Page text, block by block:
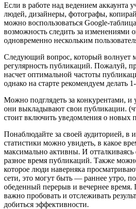
Если в работе над ведением аккаунта
людей, дизайнеры, фотографы,
можно воспользоваться Google-
возможность следить за изменениями
одновременно нескольким
Следующий вопрос, который волнует
регулярность публикаций. Пожалуй,
насчет оптимальной частоты
однако на старте рекомендуем
Можно подглядеть за конкурентами, и
они выкладывают свои публикации.
стоит включить уведомления о новых
Понаблюдайте за своей аудиторией, в
статистики можно увидеть, в какое
максимально активны. И отталкиваясь
разное время публикаций. Также
которое люди наверняка
сети, это могут быть — раннее утро, по
обеденный перерыв и вечернее время.
важно пробовать и отслеживать
добиться эффективности.